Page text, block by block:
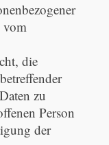
vom
die
zu
Person
der